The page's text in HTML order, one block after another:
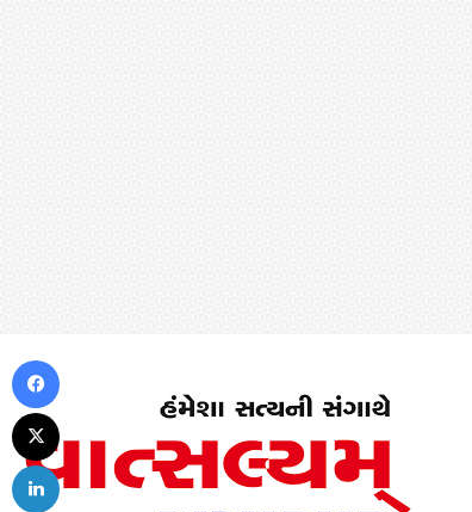
LinkedIn